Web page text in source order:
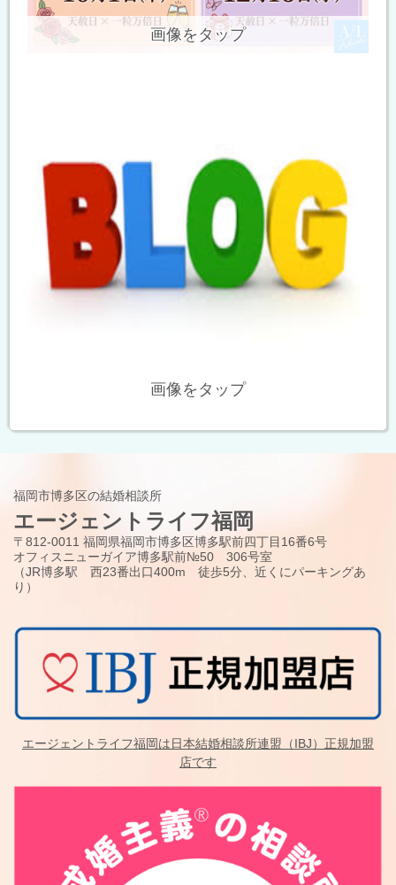
画像をタップ
画像をタップ
福岡市博多区の結婚相談所
エージェントライフ福岡
〒812-0011 福岡県福岡市博多区博多駅前四丁目16番6号
オフィスニューガイア博多駅前№50 306号室
（JR博多駅 西23番出口400m 徒歩5分、近くにパーキングあ
り）
エージェントライフ福岡は日本結婚相談所連盟（IBJ）正規加盟
店です